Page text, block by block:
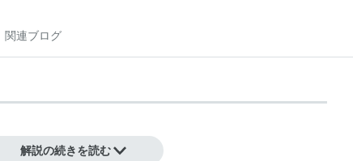
関連ブログ
解説の続きを読む